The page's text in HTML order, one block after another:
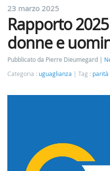
23 marzo 2025
Rapporto
donne e
Pubblicato da Pierre Dieumegard
Categoria : uguaglianza Tag : parità